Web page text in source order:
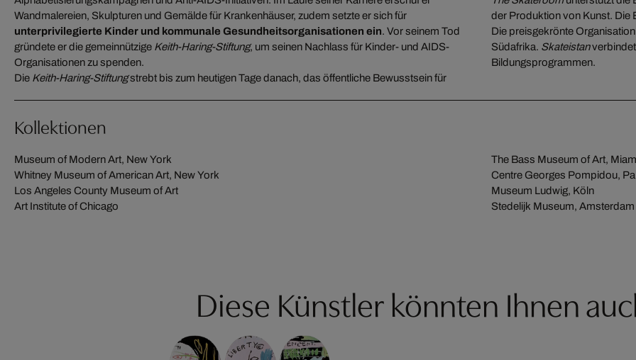
Wandmalereien, Skulpturen und Gemälde für Krankenhäuser, zudem setzte er sich für
unterprivilegierte Kinder und kommunale Gesundheitsorganisationen ein. Vor seinem Tod
gründete er die gemeinnützige Keith-Haring-Stiftung, um seinen Nachlass für Kinder- und AIDS-
Organisationen zu spenden.
Die Keith-Haring-Stiftungstrebt bis zum heutigen Tage danach, das öffentliche Bewusstsein für
der Produktion von Kunst.
Die preisgekrönte
Südafrika. Skateistanverbindet
Bildungsprogrammen.
Kollektionen
Museum of Modern Art, New York
Whitney Museum of American Art, New York
Los Angeles County Museum of Art
Art Institute of Chicago
The Bass Museum of Art,
Centre Georges Pompidou,
Museum Ludwig, Köln
Stedelijk Museum, Amsterdam
Diese Künstler könnten Ihnen